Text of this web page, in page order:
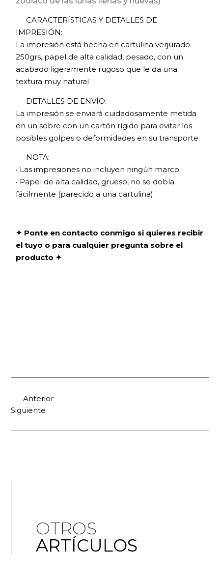
CARACTERÍSTICAS Y DETALLES DE
IMPRESIÓN:
La impresión está hecha en cartulina verjurado
250grs, papel de alta calidad, pesado, con un
acabado ligeramente rugoso que le da una
textura muy natural
DETALLES DE ENVÍO:
La impresión se enviará cuidadosamente metida
en un sobre con un cartón rígido para evitar los
posibles golpes o deformidades en su transporte.
NOTA:
• Las impresiones no incluyen ningún marco
• Papel de alta calidad, grueso, no se dobla
fácilmente (parecido a una cartulina)
✦ Ponte en contacto conmigo si quieres recibir
el tuyo o para cualquier pregunta sobre el
producto ✦
Anterior
Siguiente
OTROS
ARTÍCULOS